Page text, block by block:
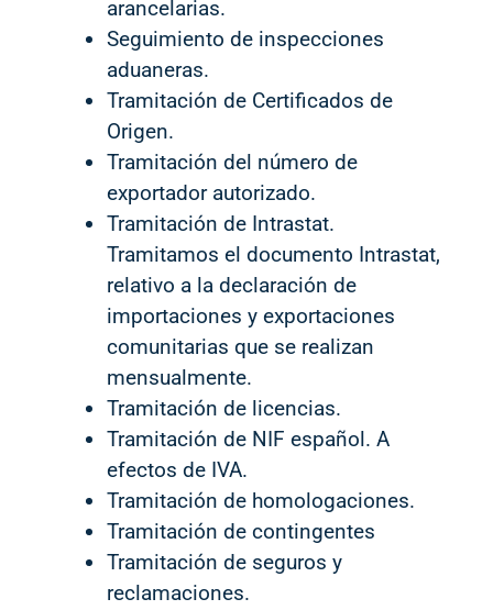
arancelarias.
Seguimiento de inspecciones
aduaneras.
Tramitación de Certificados de
Origen.
Tramitación del número de
exportador autorizado.
Tramitación de Intrastat.
Tramitamos el documento Intrastat,
relativo a la declaración de
importaciones y exportaciones
comunitarias que se realizan
mensualmente.
Tramitación de licencias.
Tramitación de NIF español. A
efectos de IVA.
Tramitación de homologaciones.
Tramitación de contingentes
Tramitación de seguros y
reclamaciones.